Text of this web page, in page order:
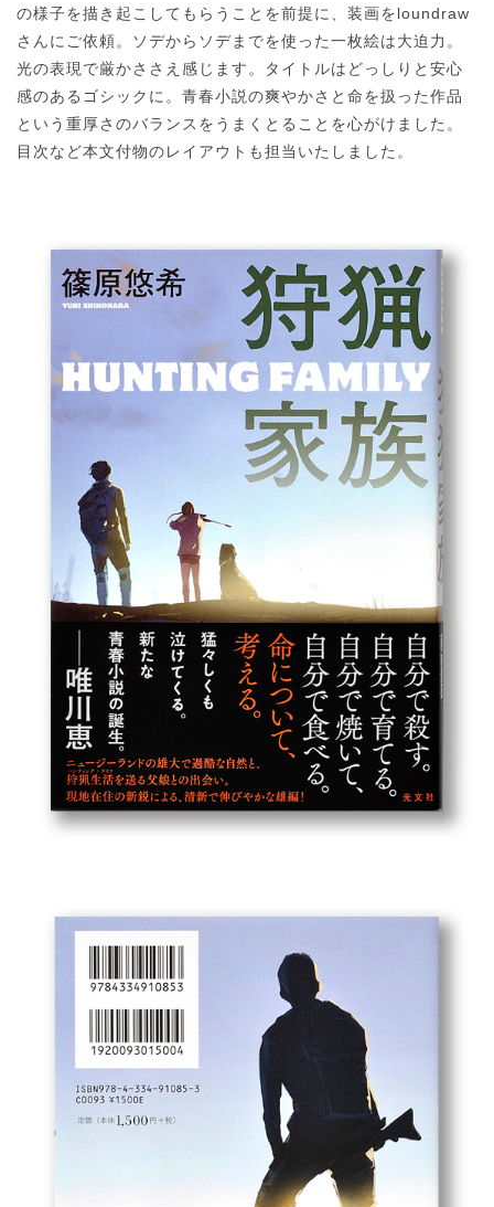
の様子を描き起こしてもらうことを前提に、装画をloundraw
さんにご依頼。ソデからソデまでを使った一枚絵は大迫力。
光の表現で厳かささえ感じます。タイトルはどっしりと安心
感のあるゴシックに。青春小説の爽やかさと命を扱った作品
という重厚さのバランスをうまくとることを心がけました。
目次など本文付物のレイアウトも担当いたしました。